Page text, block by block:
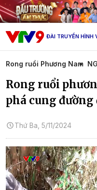
ĐÀI TRUYỀN HÌNH
Rong ruổi Phương Nam
Rong ruổi
phá cung đường
Thứ Ba, 5/11/2024